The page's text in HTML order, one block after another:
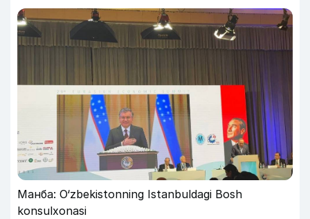
Манба: O‘zbekistonning Istanbuldagi Bosh
konsulxonasi